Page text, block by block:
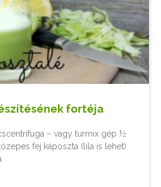
fortéja
– vagy turmix gép ½
fej káposzta (lila is lehet)